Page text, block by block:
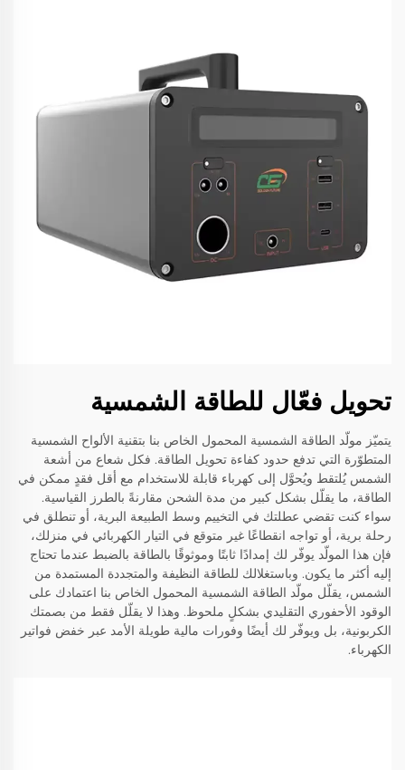
تحويل فعّال للطاقة الشمسية
يتميّز مولّد الطاقة الشمسية المحمول الخاص بنا بتقنية الألواح الشمسية
المتطوّرة التي تدفع حدود كفاءة تحويل الطاقة. فكل شعاع من أشعة
الشمس يُلتقط ويُحوَّل إلى كهرباء قابلة للاستخدام مع أقل فقدٍ ممكن في
الطاقة، ما يقلّل بشكل كبير من مدة الشحن مقارنةً بالطرز القياسية.
سواء كنت تقضي عطلتك في التخييم وسط الطبيعة البرية، أو تنطلق في
رحلة برية، أو تواجه انقطاعًا غير متوقع في التيار الكهربائي في منزلك،
فإن هذا المولّد يوفّر لك إمدادًا ثابتًا وموثوقًا بالطاقة بالضبط عندما تحتاج
إليه أكثر ما يكون. وباستغلالك للطاقة النظيفة والمتجددة المستمدة من
الشمس، يقلّل مولّد الطاقة الشمسية المحمول الخاص بنا اعتمادك على
الوقود الأحفوري التقليدي بشكلٍ ملحوظ. وهذا لا يقلّل فقط من بصمتك
الكربونية، بل ويوفّر لك أيضًا وفورات مالية طويلة الأمد عبر خفض فواتير
الكهرباء.